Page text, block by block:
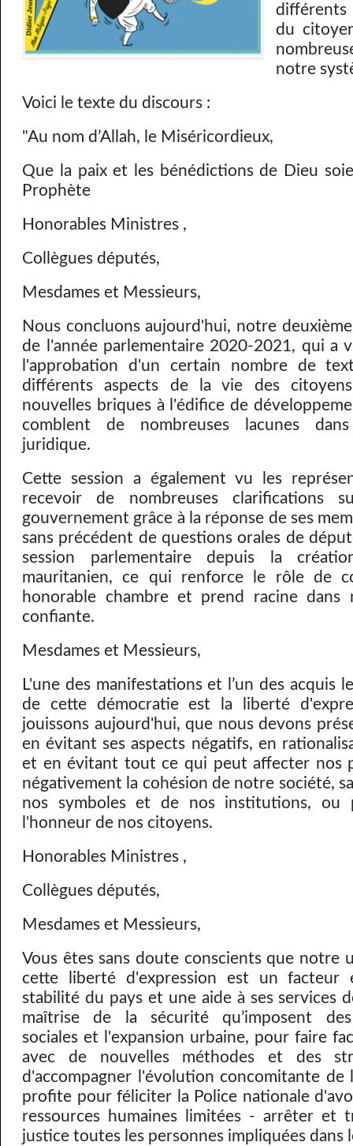
différents
du
notre
Voici le texte du discours :
"Au nom d’Allah, le Miséricordieux,
Que la paix et les bénédictions de Dieu
Prophète
Honorables Ministres ,
Collègues députés,
Mesdames et Messieurs,
Nous concluons aujourd'hui, notre
de l'année parlementaire 2020-2021, qui a
l'approbation d'un certain nombre de
différents aspects de la vie des
nouvelles briques à l'édifice de
comblent de nombreuses lacunes
juridique.
Cette session a également vu les
recevoir de nombreuses clarifications
gouvernement grâce à la réponse de ses
sans précédent de questions orales de
session parlementaire depuis la
mauritanien, ce qui renforce le rôle de
honorable chambre et prend racine dans
confiante.
Mesdames et Messieurs,
L'une des manifestations et l’un des acquis
de cette démocratie est la liberté
jouissons aujourd'hui, que nous devons
en évitant ses aspects négatifs, en
et en évitant tout ce qui peut affecter nos
négativement la cohésion de notre société,
nos symboles et de nos institutions, ou
l'honneur de nos citoyens.
Honorables Ministres ,
Collègues députés,
Mesdames et Messieurs,
Vous êtes sans doute conscients que notre
cette liberté d'expression est un facteur
stabilité du pays et une aide à ses services
maîtrise de la sécurité qu’imposent
sociales et l'expansion urbaine, pour faire
avec de nouvelles méthodes et des
d'accompagner l'évolution concomitante de
profite pour féliciter la Police nationale
ressources humaines limitées - arrêter et
justice toutes les personnes impliquées dans